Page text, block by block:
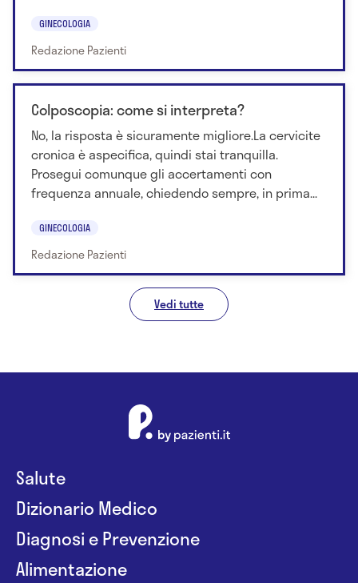
GINECOLOGIA
Redazione Pazienti
Colposcopia: come si interpreta?
No, la risposta è sicuramente migliore.La cervicite
cronica è aspecifica, quindi stai tranquilla.
Prosegui comunque gli accertamenti con
frequenza annuale, chiedendo sempre, in prima...
GINECOLOGIA
Redazione Pazienti
Vedi tutte
Salute
Dizionario Medico
Diagnosi e Prevenzione
Alimentazione